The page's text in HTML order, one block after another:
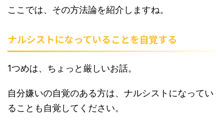
ここでは、その方法論を紹介しますね。
ナルシストになっていることを自覚する
1つめは、ちょっと厳しいお話。
自分嫌いの自覚のある方は、ナルシストになってい
ることも自覚してください。